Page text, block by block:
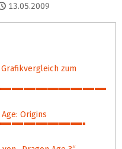
13.05.2009
zum
Origins